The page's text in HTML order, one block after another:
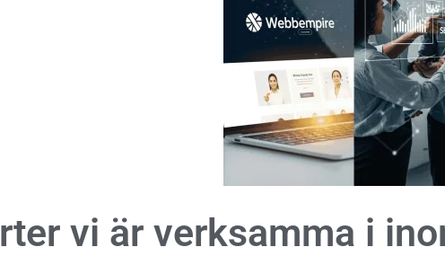
vi är verksamma i